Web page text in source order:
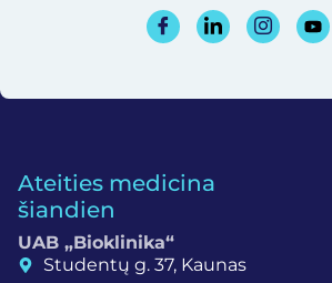
Ateities medicina
šiandien
UAB „Bioklinika“
Studentų g. 37, Kaunas